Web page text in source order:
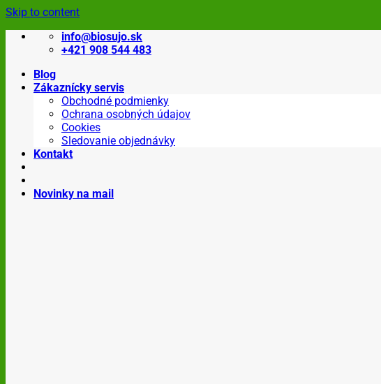
Skip to content
info@biosujo.sk
+421 908 544 483
Blog
Zákaznícky servis
Obchodné podmienky
Ochrana osobných údajov
Cookies
Sledovanie objednávky
Kontakt
Novinky na mail